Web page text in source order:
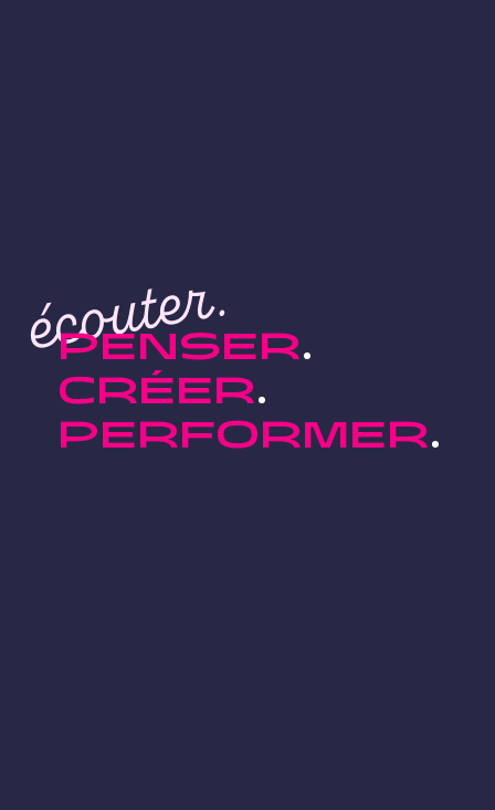
écouter.
PENSER
CRÉER
PERFORMER